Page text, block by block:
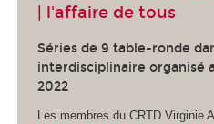
| l'affaire de tous
Séries de 9 table-ronde
interdisciplinaire organisé
2022
Les membres du CRTD Virginie